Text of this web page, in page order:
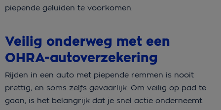
piepende geluiden te voorkomen.
Veilig onderweg met een
OHRA-autoverzekering
Rijden in een auto met piepende remmen is nooit
prettig, en soms zelfs gevaarlijk. Om veilig op pad te
gaan, is het belangrijk dat je snel actie onderneemt.